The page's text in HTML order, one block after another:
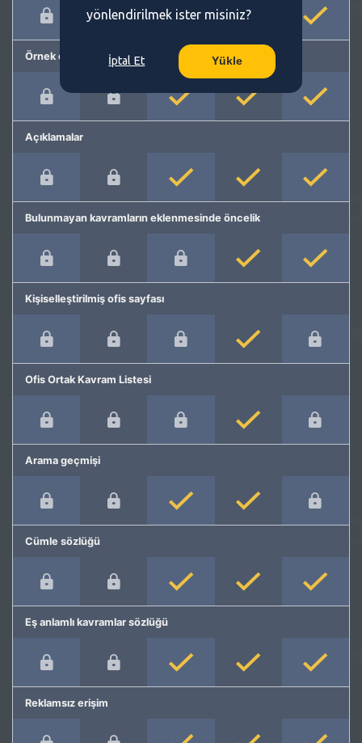
Örnek cümleler
Açıklamalar
Bulunmayan kavramların eklenmesinde öncelik
Kişiselleştirilmiş ofis sayfası
Ofis Ortak Kavram Listesi
Arama geçmişi
Cümle sözlüğü
Eş anlamlı kavramlar sözlüğü
Reklamsız erişim
yönlendirilmek ister misiniz?
İptal Et Yükle